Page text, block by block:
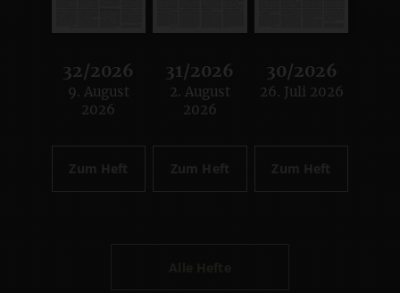
32/2026
:
9. August
2026
Zum Heft
31/2026
:
2. August
2026
Zum Heft
30/2026
:
26. Juli 2026
Zum Heft